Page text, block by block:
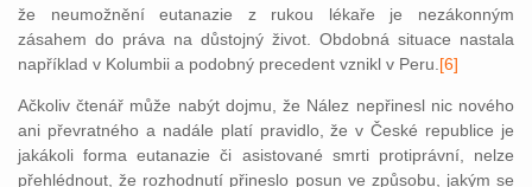
že neumožnění eutanazie z rukou lékaře je nezákonným
zásahem do práva na důstojný život. Obdobná situace nastala
například v Kolumbii a podobný precedent vznikl v Peru. [6]
Ačkoliv čtenář může nabýt dojmu, že Nález nepřinesl nic nového
ani převratného a nadále platí pravidlo, že v České republice je
jakákoli forma eutanazie či asistované smrti protiprávní, nelze
přehlédnout, že rozhodnutí přineslo posun ve způsobu, jakým se